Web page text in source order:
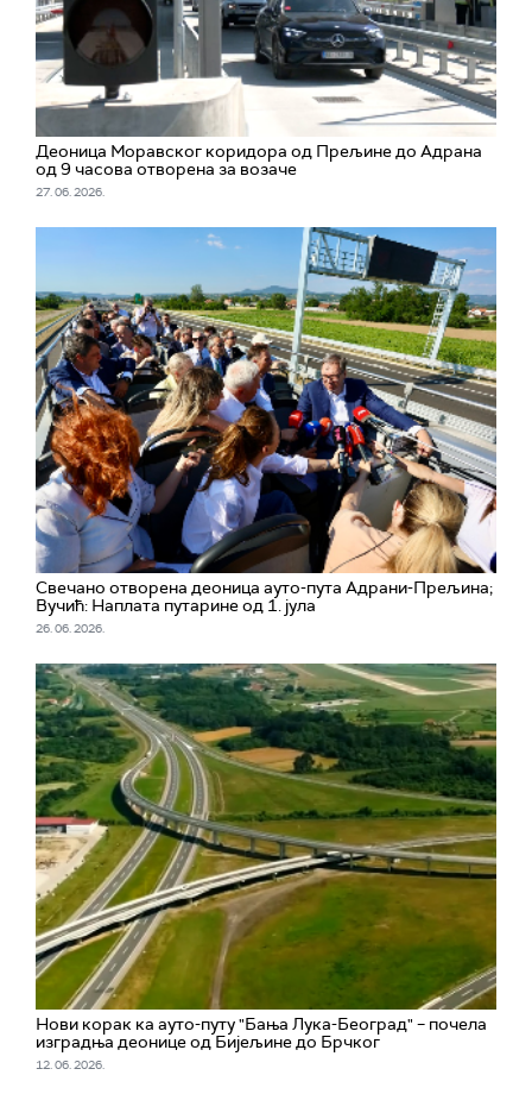
Деоница Моравског коридора од Прељине до Адрана
од 9 часова отворена за возаче
27. 06. 2026.
Свечано отворена деоница ауто-пута Адрани-Прељина;
Вучић: Наплата путарине од 1. јула
26. 06. 2026.
Нови корак ка ауто-путу "Бања Лука-Београд" – почела
изградња деонице од Бијељине до Брчког
12. 06. 2026.